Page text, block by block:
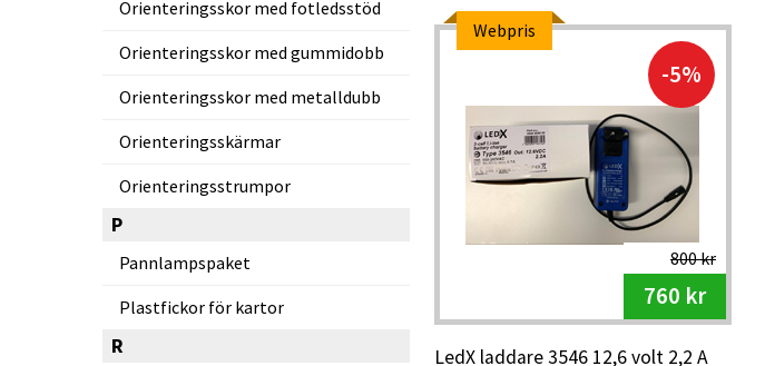
Orienteringsskor med fotledsstöd
Orienteringsskor med gummidobb
Orienteringsskor med metalldubb
Orienteringsskärmar
Orienteringsstrumpor
P
Pannlampspaket
Plastfickor för kartor
R
Webpris
-5%
800 kr
760 kr
LedX laddare 3546 12,6 volt 2,2 A